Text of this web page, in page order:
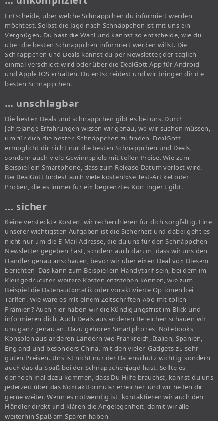
Entscheide, über welche Schnäppchen du informiert werden
möchtest. Selbst die Jagd nach Schnäppchen ist mit uns ein
Vergnügen. Du hast die Wahl und kannst so entscheide, wie du
über die besten Schnäppchen informiert werden willst. Die
Schnäppchen und Deals kannst du per Newsletter, der täglich
einmal verschickt wird oder über die DealGott App für Android
und Apple IOS erhalten. Du entscheidest und wir bringen dir die
besten Schnäppchen.
… unschlagbar
Die besten Deals und schnäppchen gibt es bei uns. Durch
Jahrelange Erfahrungen wissen wir genau, wo wir suchen müssen,
um für dich die besten Schnäppchen zu finden. DealGott
ermöglicht dir nicht nur die besten Schnäppchen und Deals,
sondern auch viele Gewinnspiele mit tollen Preise. Wie zum
Beispiel ein Smartphone, dass zum Release-Datum verlost wird.
Bei DealGott findest auch viele kostenlose Test-Artikel oder
Proben, die es immer für ein begrenztes Kontingent gibt.
… sicher
Keine versteckte Kosten, wir recherchieren für dich sorgfältig. Eine
unserer wichtigsten Aufgaben ist die Sicherheit und dabei geht es
nicht nur um die E-Mail Adresse, die du uns für den Schnäppchen-
Newsletter gegeben hast, sondern auch darum, dass wir uns den
Händler genau anschauen, bevor wir über einen Deal von Diesem
berichten. Das kann zum Beispiel ein Handytarif sein, bei dem im
Kleingedruckten weitere Kosten entstehen können, wie zum
Beispiel die Datenautomatik oder voraktivierte Optionen bei
Tarifen. Wie wäre es mit einem Zeitschriften-Abo mit tollen
Prämien? Auch hier haben wir die Kündigungsfrist im Blick und
informieren dich. Auch Deals aus anderen Bereichen schauen wir
uns ganz genau an. Dazu gehören Smartphones, Notebooks,
Konsolen aus anderen Ländern wie Frankreich, Italien, Spanien,
England und besonders China, mit den vielen Gadgets zu sehr
guten Preisen. Uns ist nicht nur der Datenschutz wichtig, sondern
auch das du Spaß bei der Schnäppchenjagd hast. Sollte es
dennoch mal dazu kommen, dass Du Hilfe brauchst, kannst du uns
jederzeit über das Kontaktformular erreichen und wir helfen dir
gerne weiter. Wenn es notwendig ist, kontaktieren wir auch den
Händler direkt und klären die Angelegenheit, damit wir alle
weiterhin Spaß am Sparen haben.